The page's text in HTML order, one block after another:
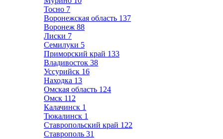
Тосно 7
Воронежская область 137
Воронеж 88
Лиски 7
Семилуки 5
Приморский край 133
Владивосток 38
Уссурийск 16
Находка 13
Омская область 124
Омск 112
Калачинск 1
Тюкалинск 1
Ставропольский край 122
Ставрополь 31